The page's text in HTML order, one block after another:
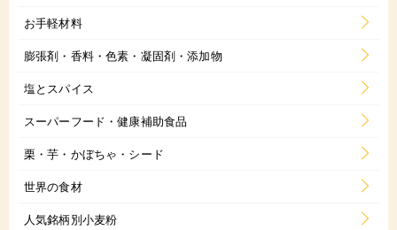
お手軽材料
膨張剤・香料・色素・凝固剤・添加物
塩とスパイス
スーパーフード・健康補助食品
栗・芋・かぼちゃ・シード
世界の食材
人気銘柄別小麦粉